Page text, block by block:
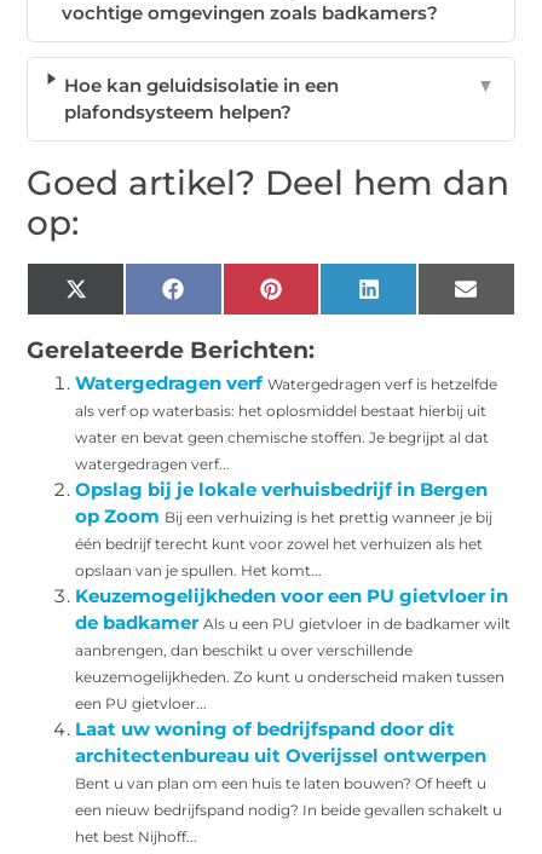
vochtige omgevingen zoals badkamers?
Hoe kan geluidsisolatie in een
plafondsysteem helpen?
▼
Goed artikel? Deel hem dan
op:
X
(Twitter)
Facebook Pinterest LinkedIn Email
Gerelateerde Berichten:
Watergedragen verf Watergedragen verf is hetzelfde
als verf op waterbasis: het oplosmiddel bestaat hierbij uit
water en bevat geen chemische stoffen. Je begrijpt al dat
watergedragen verf...
Opslag bij je lokale verhuisbedrijf in Bergen
op Zoom Bij een verhuizing is het prettig wanneer je bij
één bedrijf terecht kunt voor zowel het verhuizen als het
opslaan van je spullen. Het komt...
Keuzemogelijkheden voor een PU gietvloer in
de badkamer Als u een PU gietvloer in de badkamer wilt
aanbrengen, dan beschikt u over verschillende
keuzemogelijkheden. Zo kunt u onderscheid maken tussen
een PU gietvloer...
Laat uw woning of bedrijfspand door dit
architectenbureau uit Overijssel ontwerpen
Bent u van plan om een huis te laten bouwen? Of heeft u
een nieuw bedrijfspand nodig? In beide gevallen schakelt u
het best Nijhoff...